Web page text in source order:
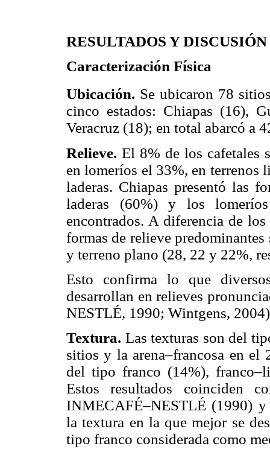
RESULTADOS Y DISCUSIÓN
Caracterización Física
Ubicación. Se ubicaron 78
cinco estados: Chiapas (16),
Veracruz (18); en total abarcó a
Relieve. El 8% de los cafetales
en lomeríos el 33%, en terrenos
laderas. Chiapas presentó las
laderas (60%) y los
encontrados. A diferencia de
formas de relieve
y terreno plano (28, 22 y 22%,
Esto confirma lo que
desarrollan en relieves
NESTLÉ, 1990; Wintgens,
Textura. Las texturas son del
sitios y la arena–francosa en el
del tipo franco (14%),
Estos resultados coinciden
INMECAFÉ–NESTLÉ (1990)
la textura en la que mejor se
tipo franco considerada como